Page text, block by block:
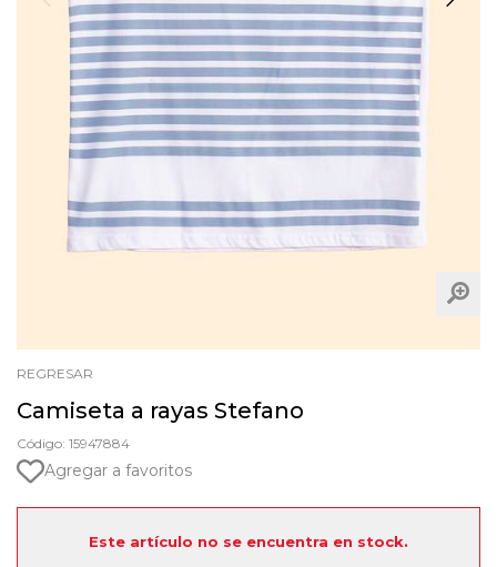
REGRESAR
Camiseta a rayas Stefano
Código: 15947884
Agregar a favoritos
Este artículo no se encuentra en stock.